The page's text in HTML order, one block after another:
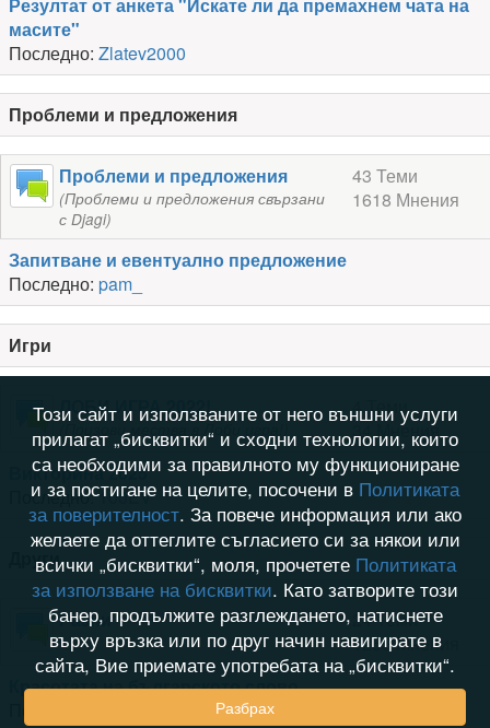
масите"
Последно: Zlatev2000
Проблеми и предложения
Проблеми и предложения
(Проблеми и предложения свързани
с Djagi)
43 Теми
1618 Мнения
Запитване и евентуално предложение
Последно: pam_
Игри
ЛОБИ ИГРА 2022!
(Призови мества в Лоби игра!)
4 Теми
34 Мнения
Викторина 2025
Последно:100EV
Други
Разни
24 Теми
1255 Мнения
Красотата на българското слово
Този сайт и използваните от него външни услуги
прилагат „бисквитки“ и сходни технологии, които
са необходими за правилното му функциониране
и за постигане на целите, посочени в Политиката
за поверителност. За повече информация или ако
желаете да оттеглите съгласието си за някои или
всички „бисквитки“, моля, прочетете Политиката
за използване на бисквитки. Като затворите този
банер, продължите разглеждането, натиснете
върху връзка или по друг начин навигирате в
сайта, Вие приемате употребата на „бисквитки“.
Разбрах